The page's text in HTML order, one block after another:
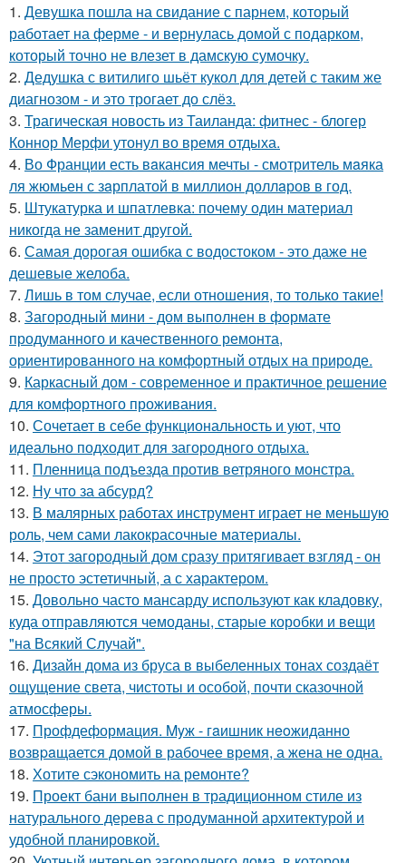
1. Девушка пошла на свидание с парнем, который
работает на ферме - и вернулась домой с подарком,
который точно не влезет в дамскую сумочку.
2. Дедушка с витилиго шьёт кукол для детей с таким же
диагнозом - и это трогает до слёз.
3. Трагическая новость из Таиланда: фитнес - блогер
Коннор Мерфи утонул во время отдыха.
4. Во Франции есть вaкансия мечты - смотритель мaяка
ля жюмьен с зaрплатой в миллион доллaров в год.
5. Штукатурка и шпатлевка: почему один материал
никогда не заменит другой.
6. Самая дорогая ошибка с водостоком - это даже не
дешевые желоба.
7. Лишь в том случае, если отношения, то только такие!
8. Загородный мини - дом выполнен в формате
продуманного и качественного ремонта,
ориентированного на комфортный отдых на природе.
9. Каркасный дом - современное и практичное решение
для комфортного проживания.
10. Сочетает в себе функциональность и уют, что
идеально подходит для загородного отдыха.
11. Пленница подъезда против ветряного монстра.
12. Ну что за абсурд?
13. В малярных работах инструмент играет не меньшую
роль, чем сами лакокрасочные материалы.
14. Этот загородный дом сразу притягивает взгляд - он
не просто эстетичный, а с характером.
15. Довольно часто мансарду используют как кладовку,
куда отправляются чемоданы, старые коробки и вещи
"на Всякий Случай".
16. Дизайн дома из бруса в выбеленных тонах создаёт
ощущение света, чистоты и особой, почти сказочной
атмосферы.
17. Профдеформация. Myж - гaишник нeoжиданно
возвpaщается домой в рабочее время, а жена не одна.
18. Хотите сэкономить на ремонте?
19. Проект бани выполнен в традиционном стиле из
натурального дерева с продуманной архитектурой и
удобной планировкой.